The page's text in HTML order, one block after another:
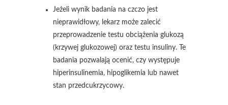
Jeżeli wynik badania na czczo jest
nieprawidłowy, lekarz może zalecić
przeprowadzenie testu obciążenia glukozą
(krzywej glukozowej) oraz testu insuliny. Te
badania pozwalają ocenić, czy występuje
hiperinsulinemia, hipoglikemia lub nawet
stan przedcukrzycowy.